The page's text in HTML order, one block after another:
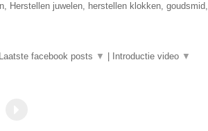
Herstellen juwelen, herstellen klokken, goudsmid,
Laatste facebook posts ▼ Introductie video ▼